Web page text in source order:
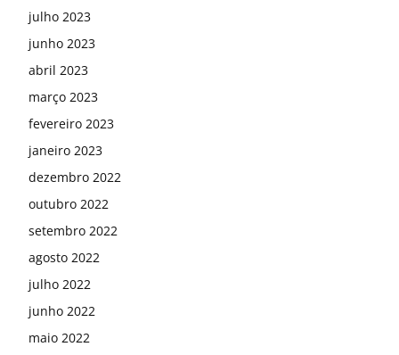
julho 2023
junho 2023
abril 2023
março 2023
fevereiro 2023
janeiro 2023
dezembro 2022
outubro 2022
setembro 2022
agosto 2022
julho 2022
junho 2022
maio 2022